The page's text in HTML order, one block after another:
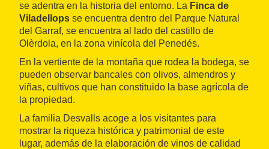
se adentra en la historia del entorno. La Finca de
Viladellops se encuentra dentro del Parque Natural
del Garraf, se encuentra al lado del castillo de
Olèrdola, en la zona vinícola del Penedés.
En la vertiente de la montaña que rodea la bodega, se
pueden observar bancales con olivos, almendros y
viñas, cultivos que han constituido la base agrícola de
la propiedad.
La familia Desvalls acoge a los visitantes para
mostrar la riqueza histórica y patrimonial de este
lugar, además de la elaboración de vinos de calidad